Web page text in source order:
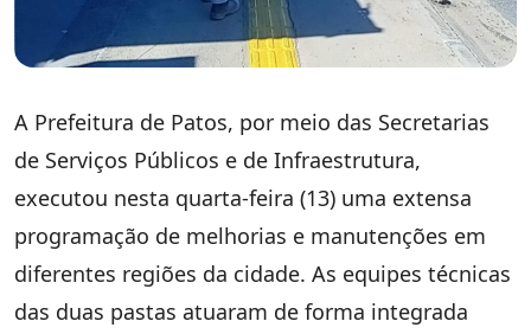
A Prefeitura de Patos, por meio das Secretarias
de Serviços Públicos e de Infraestrutura,
executou nesta quarta-feira (13) uma extensa
programação de melhorias e manutenções em
diferentes regiões da cidade. As equipes técnicas
das duas pastas atuaram de forma integrada